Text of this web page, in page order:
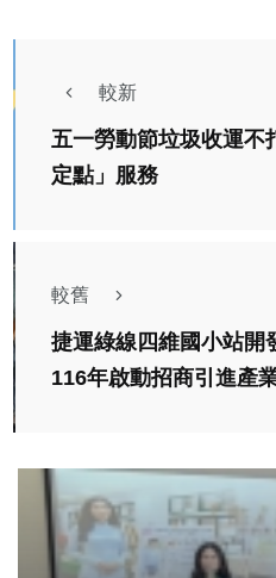
較新
五一勞動節垃圾收運不
定點」服務
較舊
捷運綠線四維國小站
116年啟動招商引進產